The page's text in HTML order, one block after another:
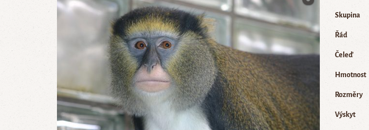
Skupina
Řád
Čeleď
Hmotnost
Rozměry
Výskyt